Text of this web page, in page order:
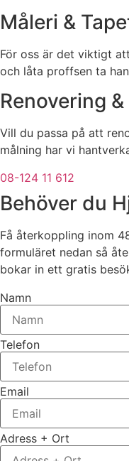
Måleri &
För oss är det viktigt
och låta proffsen ta
Renovering
Vill du passa på att
målning har vi
08-124 11 612
Behöver du
Få återkoppling inom
formuläret nedan så
bokar in ett gratis
Namn
Telefon
Email
Adress + Ort